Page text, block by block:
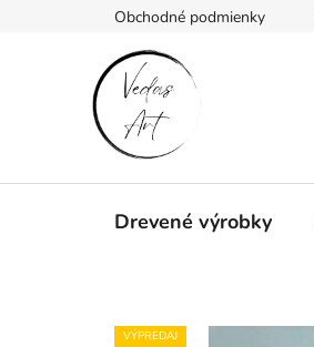
Obchodné podmienky
Drevené výrobky
VÝPREDAJ